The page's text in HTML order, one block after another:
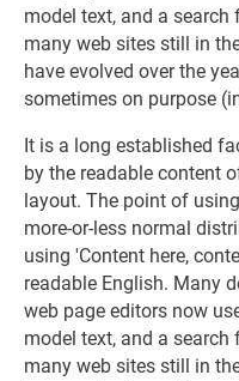
model text, and a
many web sites still in
have evolved over the
sometimes on purpose
It is a long established
by the readable content
layout. The point of
more-or-less normal
using 'Content here,
readable English. Many
web page editors now
model text, and a
many web sites still in